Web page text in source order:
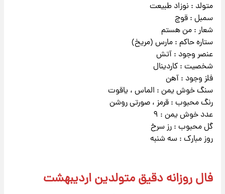
متولد : نوزاد طبیعت
سمبل : قوچ
شعار : من هستم
ستاره حاکم : مارس (مریخ)
عنصر وجود : آتش
شخصیت : کاردینال
فلز وجود : آهن
سنگ خوش یمن : الماس ، یاقوت
رنگ محبوب : قرمز ، صورتی روشن
عدد خوش یمن : ۹
گل محبوب : رز سرخ
روز مبارک : سه شنبه
فال روزانه دقیق متولدین اردیبهشت